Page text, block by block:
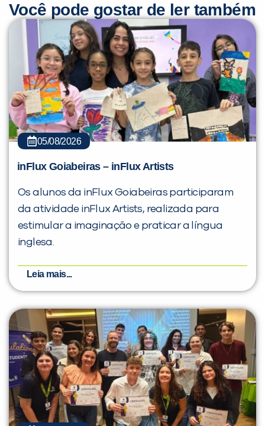
Você pode gostar de ler também
05/08/2026
inFlux Goiabeiras – inFlux Artists
Os alunos da inFlux Goiabeiras participaram
da atividade inFlux Artists, realizada para
estimular a imaginação e praticar a língua
inglesa.
Leia mais...